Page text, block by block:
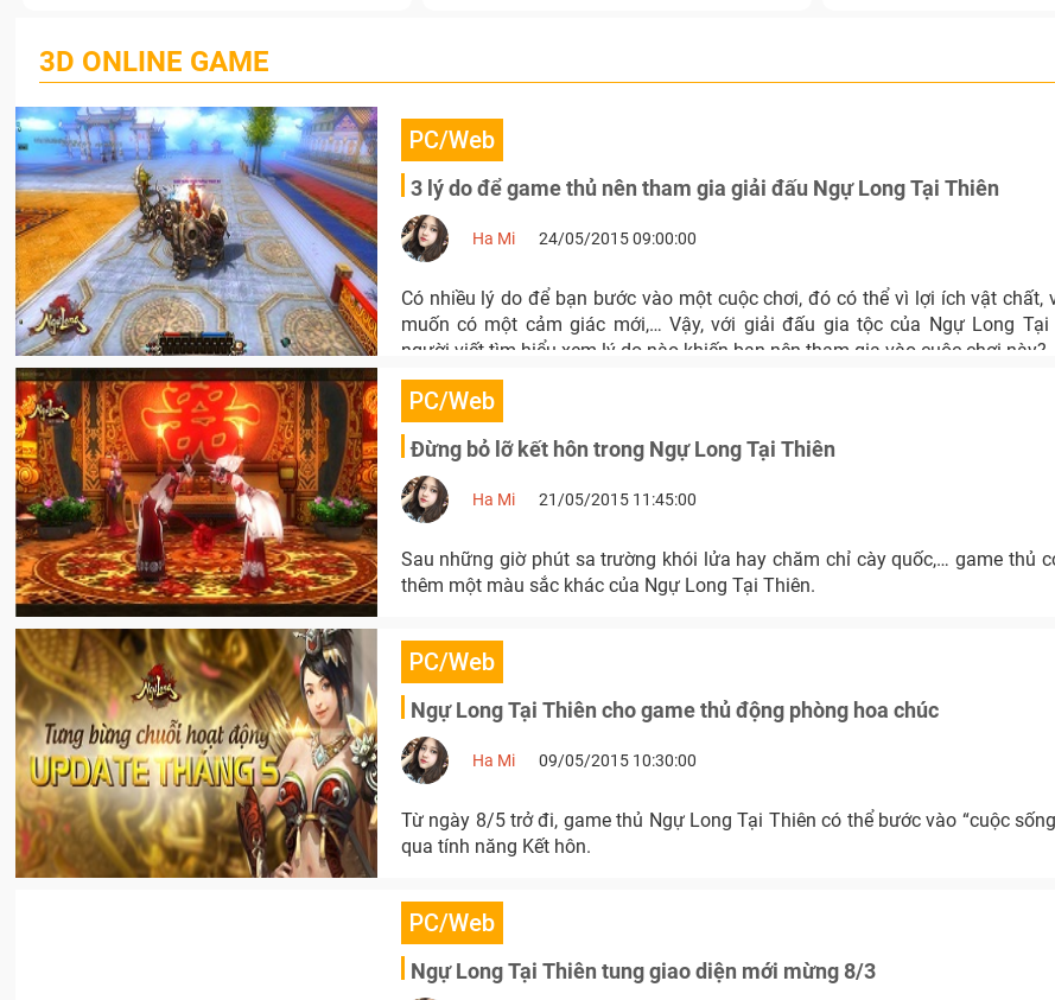
3D ONLINE GAME
PC/Web
3 lý do để game thủ nên tham gia giải đấu Ngự Long Tại Thiên
Ha Mi 24/05/2015 09:00:00
Có nhiều lý do để bạn bước vào một cuộc chơi, đó có thể vì lợi ích vật chất,
muốn có một cảm giác mới,… Vậy, với giải đấu gia tộc của Ngự Long Tại
người viết tìm hiểu xem lý do nào khiến bạn nên tham gia vào cuộc chơi này?
PC/Web
Đừng bỏ lỡ kết hôn trong Ngự Long Tại Thiên
Ha Mi 21/05/2015 11:45:00
Sau những giờ phút sa trường khói lửa hay chăm chỉ cày quốc,… game thủ
thêm một màu sắc khác của Ngự Long Tại Thiên.
PC/Web
Ngự Long Tại Thiên cho game thủ động phòng hoa chúc
Ha Mi 09/05/2015 10:30:00
Từ ngày 8/5 trở đi, game thủ Ngự Long Tại Thiên có thể bước vào “cuộc
qua tính năng Kết hôn.
PC/Web
Ngự Long Tại Thiên tung giao diện mới mừng 8/3